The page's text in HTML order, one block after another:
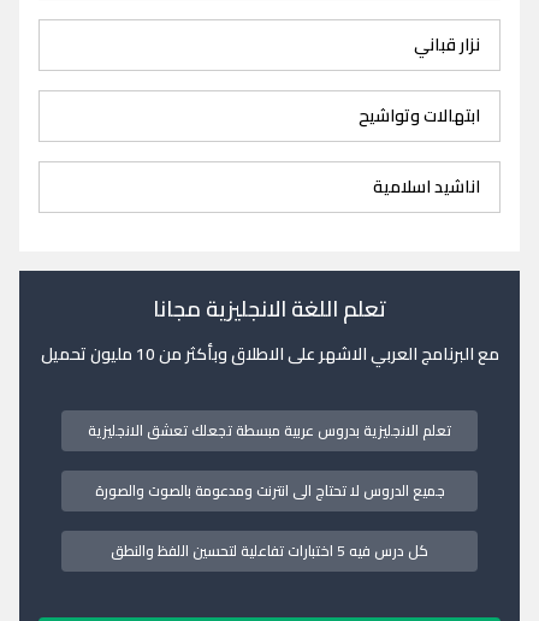
نزار قباني
ابتهالات وتواشيح
اناشيد اسلامية
تعلم اللغة الانجليزية مجانا
مع البرنامج العربي الاشهر على الاطلاق وبأكثر من 10 مليون تحميل
تعلم الانجليزية بدروس عربية مبسطة تجعلك تعشق الانجليزية
جميع الدروس لا تحتاج الى انترنت ومدعومة بالصوت والصورة
كل درس فيه 5 اختبارات تفاعلية لتحسين اللفظ والنطق